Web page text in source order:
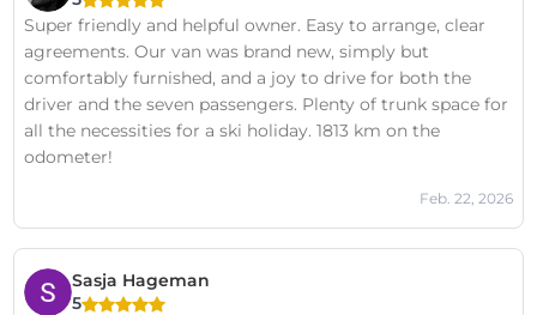
Super friendly and helpful owner. Easy to arrange, clear
agreements. Our van was brand new, simply but
comfortably furnished, and a joy to drive for both the
driver and the seven passengers. Plenty of trunk space for
all the necessities for a ski holiday. 1813 km on the
odometer!
Feb. 22, 2026
Sasja Hageman
5